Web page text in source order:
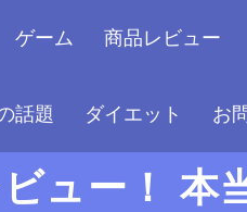
ゲーム 商品レビュー
話題 ダイエット お
ュー！ 本